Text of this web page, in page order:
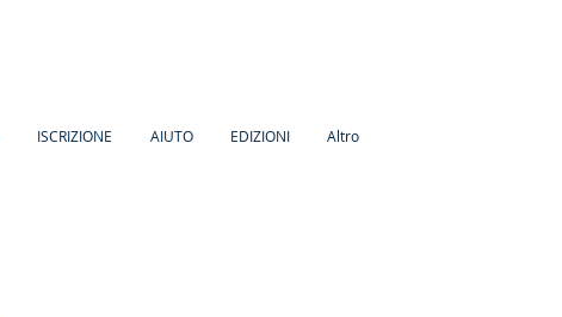
ISCRIZIONE AIUTO EDIZIONI Altro